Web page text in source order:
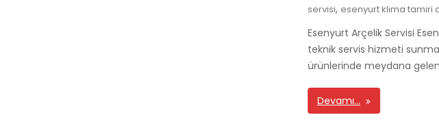
servisi, esenyurt klima tamiri
Esenyurt Arçelik Servisi
teknik servis hizmeti
ürünlerinde meydana
Devamı…